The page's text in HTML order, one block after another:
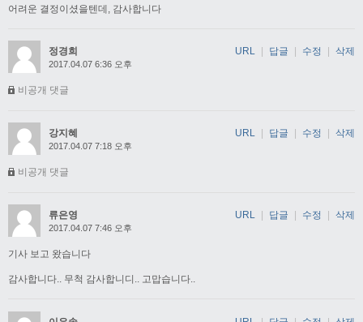
어려운 결정이셨을텐데, 감사합니다
정경희
2017.04.07 6:36 오후
비공개 댓글
URL 답글 수정 삭제
강지혜
2017.04.07 7:18 오후
비공개 댓글
URL 답글 수정 삭제
류은영
2017.04.07 7:46 오후
기사 보고 왔습니다
감사합니다.. 무척 감사합니디.. 고맙습니다..
URL 답글 수정 삭제